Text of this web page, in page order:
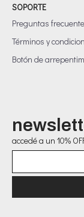
SOPORTE
Preguntas
Términos y
Botón de
accedé a un 10%